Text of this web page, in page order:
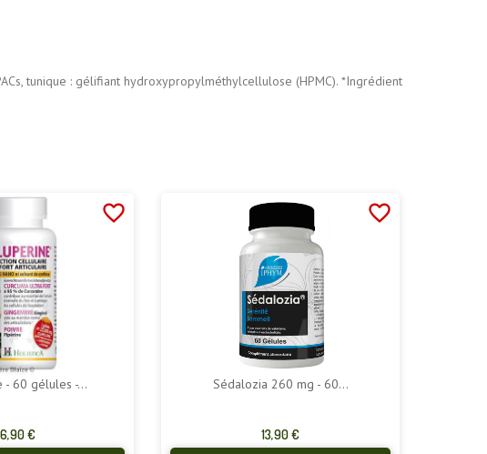
tunique : gélifiant hydroxypropylméthylcellulose (HPMC). *Ingrédient
favorite_border
- 60 gélules -...
€
favorite_border
Sédalozia 260 mg - 60...
Prix
13,90 €